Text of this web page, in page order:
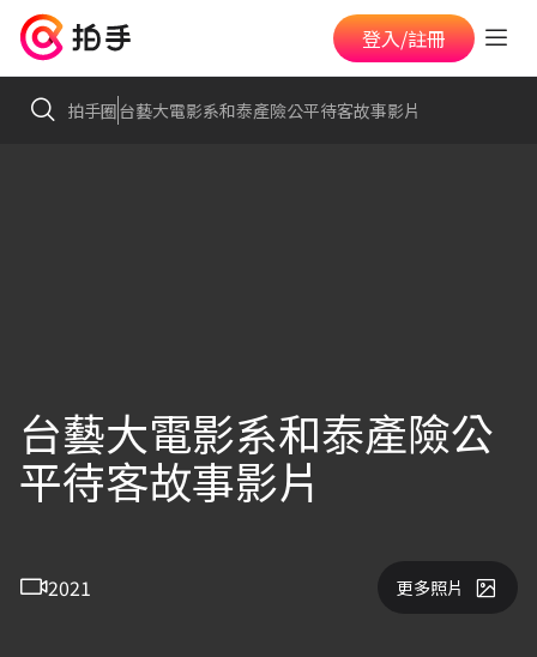
登入/註冊
拍手圈台藝大電影系和泰產險公平待客故事影片
台藝大電影系和泰產險公
平待客故事影片
2021 更多照片